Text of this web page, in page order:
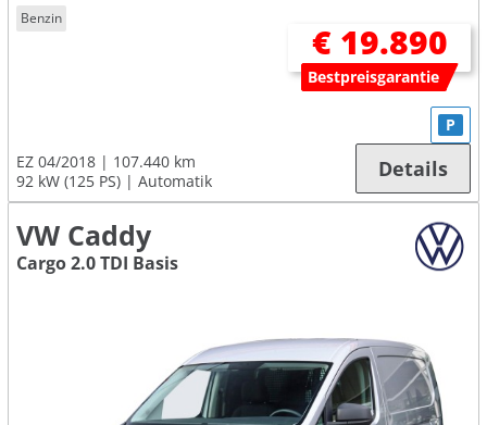
Benzin
€ 19.890
Bestpreisgarantie
EZ 04/2018
107.440 km
92 kW (125 PS)
Automatik
P
Details
VW Caddy
Cargo 2.0 TDI Basis